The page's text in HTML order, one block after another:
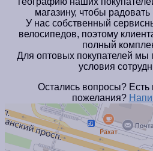
магазину, чтобы
У нас собственный
велосипедов, поэтому
полный
Для оптовых покупателей
условия
Остались вопросы?
пожелания?